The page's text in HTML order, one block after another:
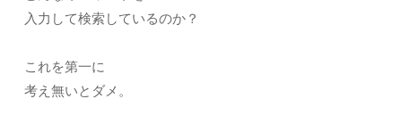
入力して検索しているのか？
これを第一に
考え無いとダメ。